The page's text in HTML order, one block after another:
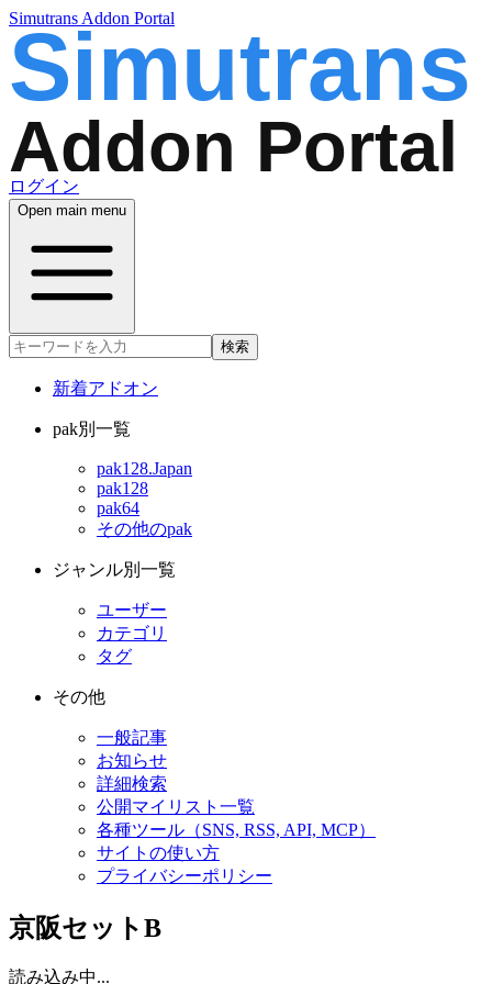
Simutrans Addon Portal
ログイン
Open main menu
検索
新着アドオン
pak別一覧
pak128.Japan
pak128
pak64
その他のpak
ジャンル別一覧
ユーザー
カテゴリ
タグ
その他
一般記事
お知らせ
詳細検索
公開マイリスト一覧
各種ツール（SNS, RSS, API, MCP）
サイトの使い方
プライバシーポリシー
京阪セットB
読み込み中...